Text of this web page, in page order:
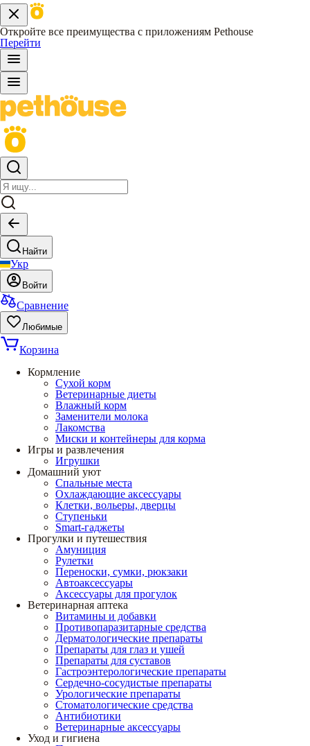
Откройте все преимущества с приложениям Pethouse
Перейти
Найти
Укр
Войти
Сравнение
Любимые
Корзина
Кормление
Сухой корм
Ветеринарные диеты
Влажный корм
Заменители молока
Лакомства
Миски и контейнеры для корма
Игры и развлечения
Игрушки
Домашний уют
Спальные места
Охлаждающие аксессуары
Клетки, вольеры, дверцы
Ступеньки
Smart-гаджеты
Прогулки и путешествия
Амуниция
Рулетки
Переноски, сумки, рюкзаки
Автоаксессуары
Аксессуары для прогулок
Ветеринарная аптека
Витамины и добавки
Противопаразитарные средства
Дерматологические препараты
Препараты для глаз и ушей
Препараты для суставов
Гастроэнтерологические препараты
Сердечно-сосудистые препараты
Урологические препараты
Стоматологические средства
Антибиотики
Ветеринарные аксессуары
Уход и гигиена